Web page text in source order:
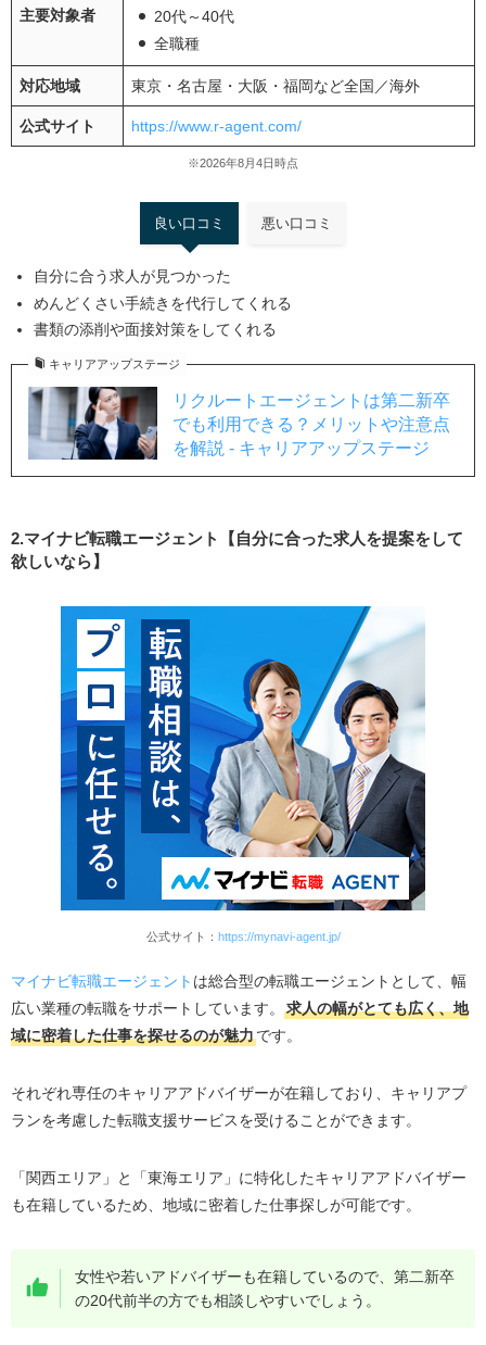
第二新卒の転職の際によくある質問
第二新卒は何歳まで？
【未経験OK】第二新卒におすすめの業界は？
第二新卒歓迎の求人の探し方は？
第二新卒の転職活動にかかる期間は？
第二新卒の転職理由はどう伝える？
転職で失敗しない自己分析はどうやってやるの？
第二新卒が転職しやすい時期とは？
在職中に転職サイトに登録すると会社に知られます
第二新卒と既卒の違いとは？
退職してから転職活動をしたほうが良いですか？
主要対象者
20代～40代
全職種
対応地域 東京・名古屋・大阪・福岡など全国／海外
公式サイト https://www.r-agent.com/
※2026年8月4日時点
良い口コミ 悪い口コミ
自分に合う求人が見つかった
めんどくさい手続きを代行してくれる
書類の添削や面接対策をしてくれる
キャリアアップステージ
リクルートエージェントは第二新卒
でも利用できる？メリットや注意点
を解説 - キャリアアップステージ
2.マイナビ転職エージェント【自分に合った求人を提案をして
欲しいなら】
公式サイト： https://mynavi-agent.jp/
マイナビ転職エージェント は総合型の転職エージェントとして、幅
広い業種の転職をサポートしています。
求人の幅がとても広く、地
域に密着した仕事を探せるのが魅力です。
それぞれ専任のキャリアアドバイザーが在籍しており、キャリアプ
ランを考慮した転職支援サービスを受けることができます。
「関西エリア」と「東海エリア」に特化したキャリアアドバイザー
も在籍しているため、地域に密着した仕事探しが可能です。
女性や若いアドバイザーも在籍しているので、第二新卒
の20代前半の方でも相談しやすいでしょう。